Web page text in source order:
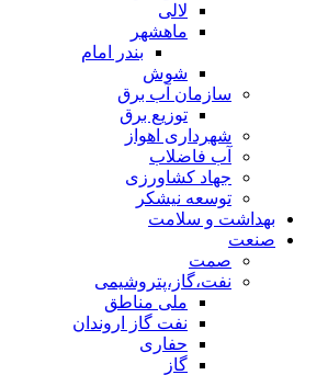
لالی
ماهشهر
بندر امام
شوش
سازمان آب برق
توزیع برق
شهرداری اهواز
آب فاضلاب
جهاد کشاورزی
توسعه نیشکر
بهداشت و سلامت
صنعت
صمت
نفت،گاز،پتروشیمی
ملی مناطق
نفت گاز اروندان
حفاری
گاز